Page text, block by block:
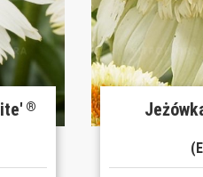
®